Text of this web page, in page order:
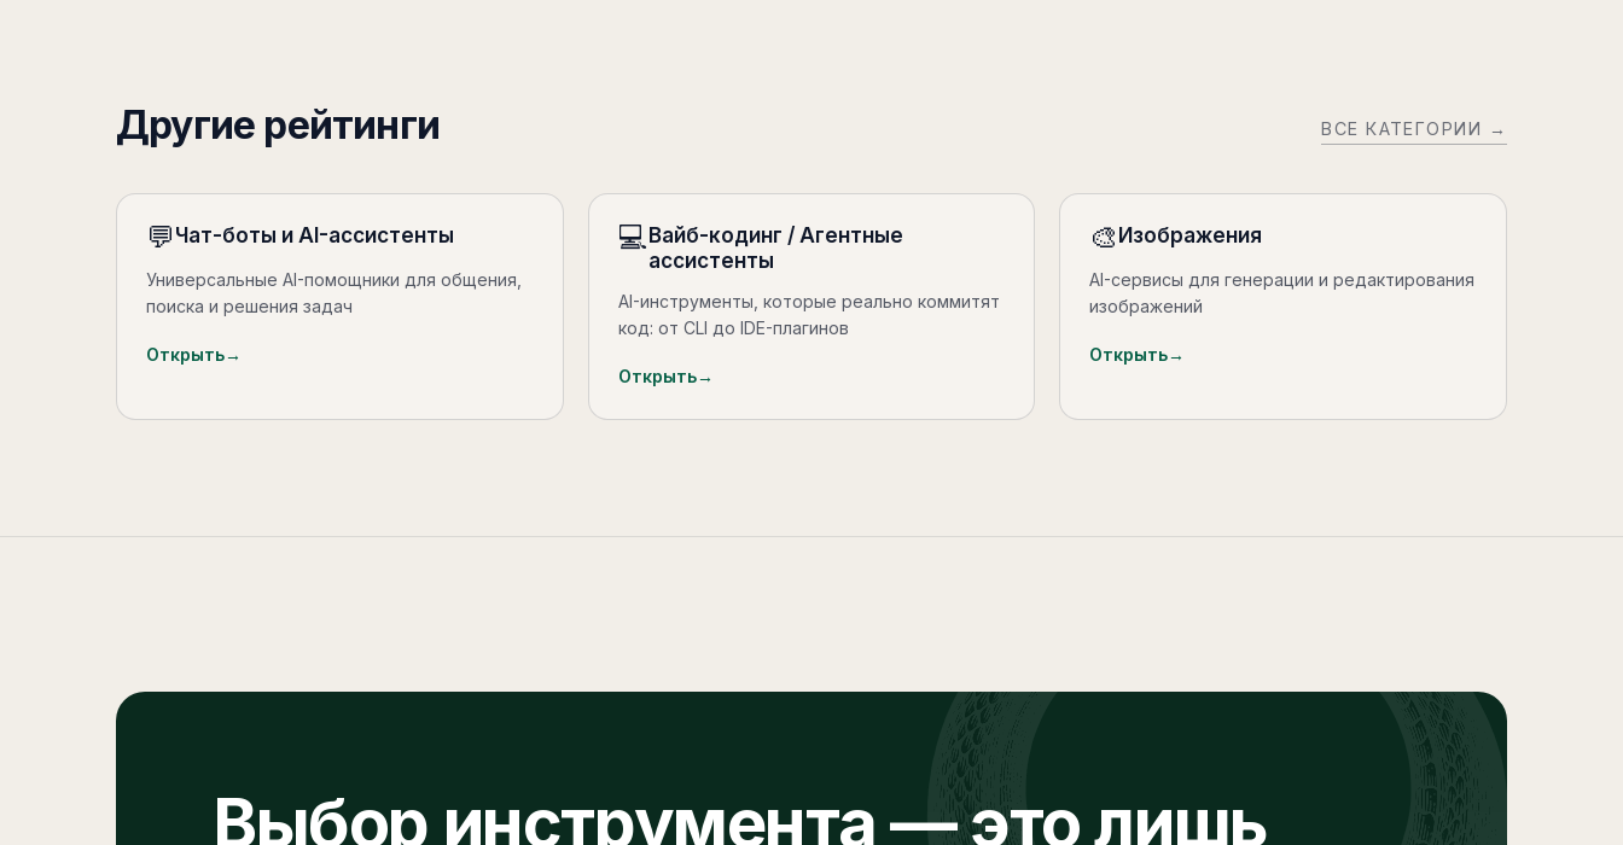
Другие рейтинги ВСЕ КАТЕГОРИИ →
💬 Чат-боты и AI-ассистенты
Универсальные AI-помощники для общения,
поиска и решения задач
Открыть→
💻 Вайб-кодинг / Агентные
ассистенты
AI-инструменты, которые реально коммитят
код: от CLI до IDE-плагинов
Открыть→
🎨 Изображения
AI-сервисы для генерации и редактирования
изображений
Открыть→
Выбор инструмента — это лишь